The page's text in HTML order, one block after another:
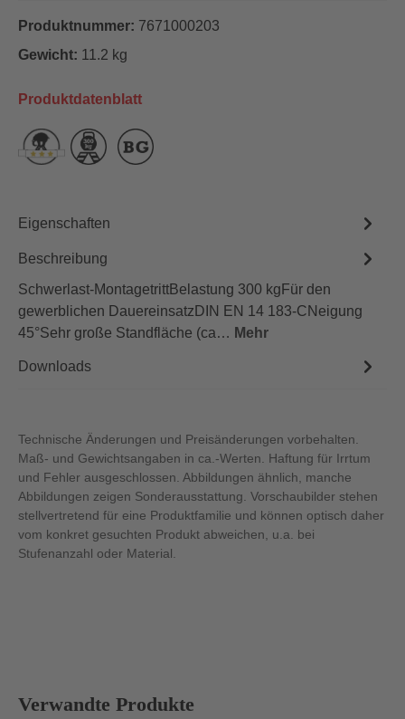
Produktnummer: 7671000203
Gewicht: 11.2 kg
Produktdatenblatt
Eigenschaften
Beschreibung
Schwerlast-MontagetrittBelastung 300 kgFür den
gewerblichen DauereinsatzDIN EN 14 183-CNeigung
45°Sehr große Standfläche (ca… Mehr
Downloads
Technische Änderungen und Preisänderungen vorbehalten.
Maß- und Gewichtsangaben in ca.-Werten. Haftung für Irrtum
und Fehler ausgeschlossen. Abbildungen ähnlich, manche
Abbildungen zeigen Sonderausstattung. Vorschaubilder stehen
stellvertretend für eine Produktfamilie und können optisch daher
vom konkret gesuchten Produkt abweichen, u.a. bei
Stufenanzahl oder Material.
Produktgalerie überspringen
Verwandte Produkte